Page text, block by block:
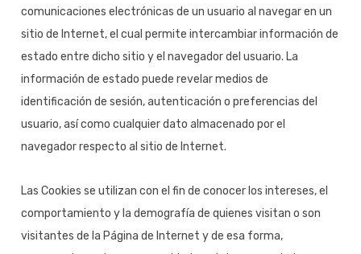
comunicaciones electrónicas de un usuario al navegar en un
sitio de Internet, el cual permite intercambiar información de
estado entre dicho sitio y el navegador del usuario. La
información de estado puede revelar medios de
identificación de sesión, autenticación o preferencias del
usuario, así como cualquier dato almacenado por el
navegador respecto al sitio de Internet.
Las Cookies se utilizan con el fin de conocer los intereses, el
comportamiento y la demografía de quienes visitan o son
visitantes de la Página de Internet y de esa forma,